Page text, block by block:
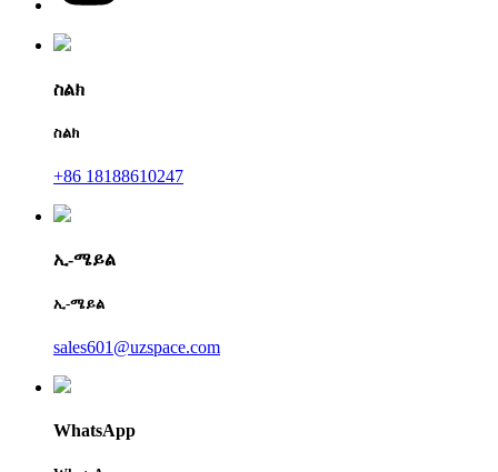
ስልክ
ስልክ
+86 18188610247
ኢ-ሜይል
ኢ-ሜይል
sales601@uzspace.com
WhatsApp